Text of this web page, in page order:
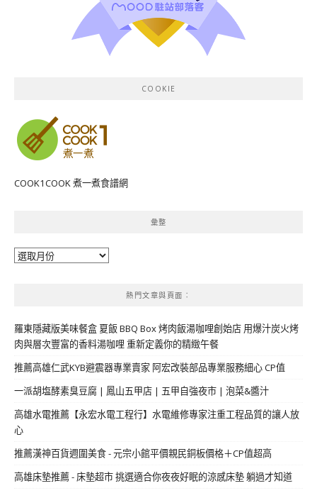
COOKIE
COOK1COOK 煮一煮食譜網
彙整
彙
熱門文章與頁面︰
羅東隱藏版美味餐盒 夏飯 BBQ Box 烤肉飯湯咖哩創始店 用爆汁炭火烤
肉與層次豐富的香料湯咖哩 重新定義你的精緻午餐
推薦高雄仁武KYB避震器專業賣家 阿宏改裝部品專業服務細心 CP值
一派胡塩酵素臭豆腐 | 鳳山五甲店 | 五甲自強夜市 | 泡菜&醬汁
高雄水電推薦【永宏水電工程行】水電維修專家注重工程品質的讓人放
心
推薦漢神百貨週圍美食 - 元宗小館平價親民銅板價格＋CP值超高
高雄床墊推薦 - 床墊超市 挑選適合你夜夜好眠的涼感床墊 躺過才知道